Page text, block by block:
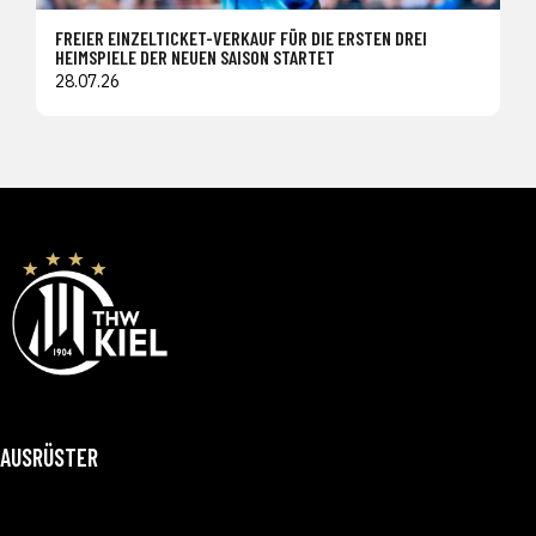
FREIER EINZELTICKET-VERKAUF FÜR DIE ERSTEN DREI
HEIMSPIELE DER NEUEN SAISON STARTET
28.07.26
AUSRÜSTER